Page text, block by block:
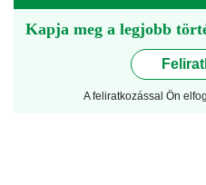
Kapja meg a legjobb
A feliratkozással Ön